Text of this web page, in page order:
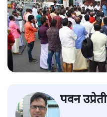
पवन उप्रेती